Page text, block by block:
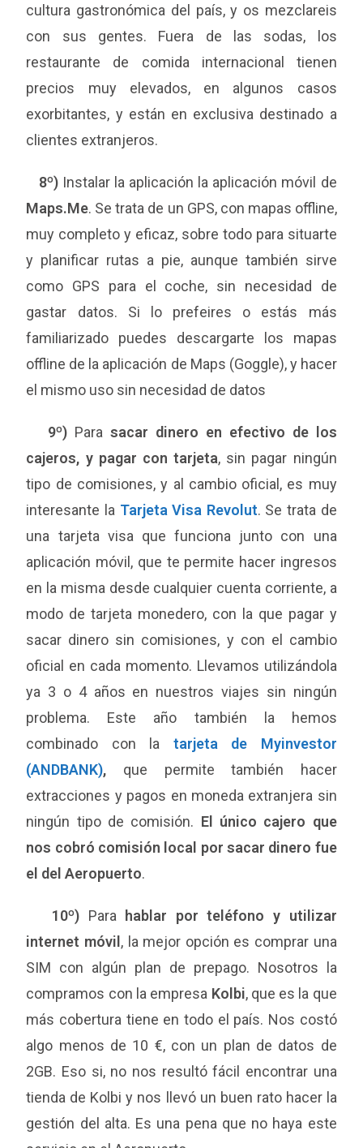
cultura gastronómica del país, y os mezclareis
con sus gentes. Fuera de las sodas, los
restaurante de comida internacional tienen
precios muy elevados, en algunos casos
exorbitantes, y están en exclusiva destinado a
clientes extranjeros.
8º)Instalar la aplicación la aplicación móvil de
Maps.Me. Se trata de un GPS, con mapas offline,
muy completo y eficaz, sobre todo para situarte
y planificar rutas a pie, aunque también sirve
como GPS para el coche, sin necesidad de
gastar datos. Si lo prefeires o estás más
familiarizado puedes descargarte los mapas
offline de la aplicación de Maps (Goggle), y hacer
el mismo uso sin necesidad de datos
9º) Parasacar dinero en efectivo de los
cajeros, y pagar con tarjeta, sin pagar ningún
tipo de comisiones, y al cambio oficial, es muy
interesante la Tarjeta Visa Revolut. Se trata de
una tarjeta visa que funciona junto con una
aplicación móvil, que te permite hacer ingresos
en la misma desde cualquier cuenta corriente, a
modo de tarjeta monedero, con la que pagar y
sacar dinero sin comisiones, y con el cambio
oficial en cada momento. Llevamos utilizándola
ya 3 o 4 años en nuestros viajes sin ningún
problema. Este año también la hemos
combinado con la tarjeta de Myinvestor
(ANDBANK), que permite también hacer
extracciones y pagos en moneda extranjera sin
ningún tipo de comisión. El único cajero que
nos cobró comisión local por sacar dinero fue
el del Aeropuerto.
10º) Para
hablar por teléfono y utilizar
internet móvil , la mejor opción es comprar una
SIM con algún plan de prepago. Nosotros la
compramos con la empresa Kolbi, que es la que
más cobertura tiene en todo el país. Nos costó
algo menos de 10 €, con un plan de datos de
2GB. Eso si, no nos resultó fácil encontrar una
tienda de Kolbi y nos llevó un buen rato hacer la
gestión del alta. Es una pena que no haya este